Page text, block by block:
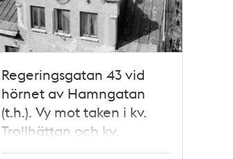
Regeringsgatan 43 vid
hörnet av Hamngatan
(t.h.). Vy mot taken i kv.
Trollhättan och kv.
Åskslaget